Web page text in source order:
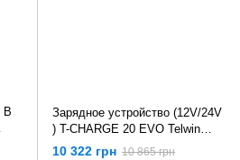
В
Зарядное устройство (12V/24V
) T-CHARGE 20 EVO Telwin
807596
10 322 грн 10 865 грн